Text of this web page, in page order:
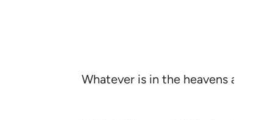
Whatever is in the heavens and